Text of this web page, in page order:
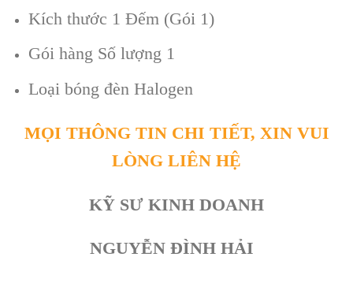
Kích thước 1 Đếm (Gói 1)
Gói hàng Số lượng 1
Loại bóng đèn Halogen
MỌI THÔNG TIN CHI TIẾT, XIN VUI
LÒNG LIÊN HỆ
KỸ SƯ KINH DOANH
NGUYỄN ĐÌNH HẢI